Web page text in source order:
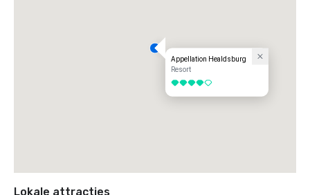
Appellation Healdsburg
Resort
4 van 5
Lokale attracties